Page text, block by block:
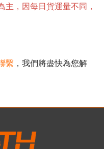
，因每日貨運量不同，
繫 ，我們將盡快為您解